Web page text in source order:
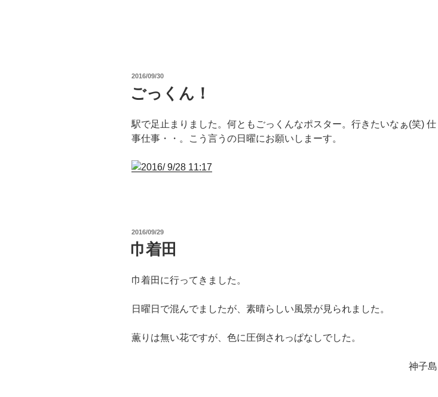
投
2016/09/30
ごっくん！
駅で足止まりました。何ともごっくんなポスター。行きたいなぁ(笑) 仕
事仕事・・。こう言うの日曜にお願いしまーす。
投
稿
日:
2016/09/29
巾着田
巾着田に行ってきました。
日曜日で混んでましたが、素晴らしい風景が見られました。
薫りは無い花ですが、色に圧倒されっぱなしでした。
神子島